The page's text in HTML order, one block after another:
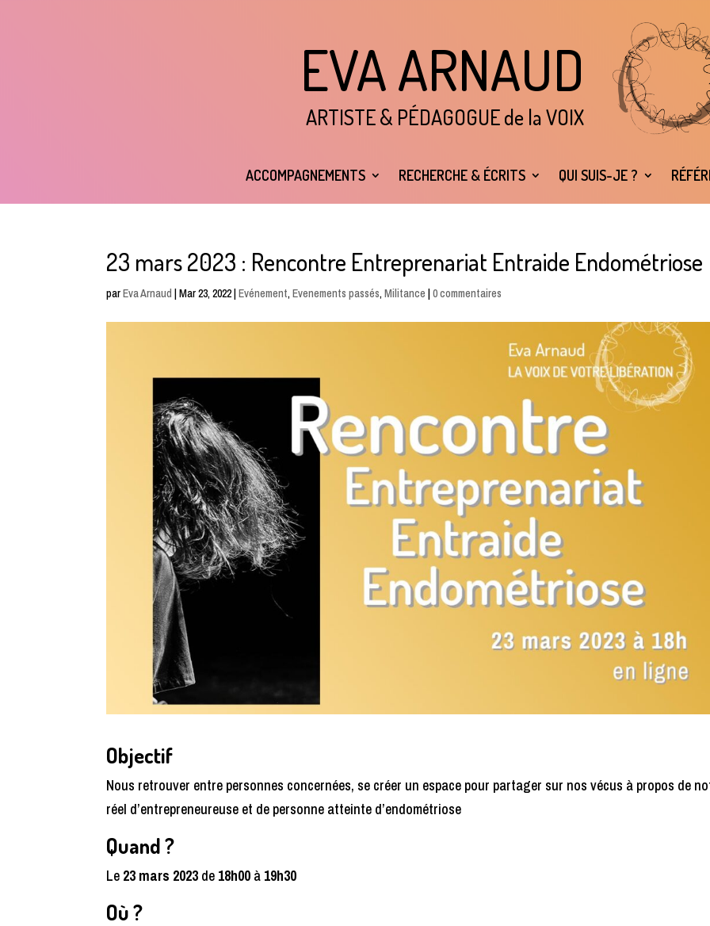
EVA ARNAUD
ARTISTE & PÉDAGOGUE de la VOIX
ACCOMPAGNEMENTS RECHERCHE & ÉCRITS QUI SUIS-JE ?
23 mars 2023 : Rencontre Entreprenariat Entraide Endométriose
parEva Arnaud |Mar 23, 2022|Evénement,Evenements passés,Militance |0 commentaires
Objectif
Nous retrouver entre personnes concernées, se créer un espace pour partager sur nos vécus à propos de
réel d’entrepreneureuse et de personne atteinte d’endométriose
Quand ?
Le 23 mars 2023 de 18h00 à 19h30
Où ?